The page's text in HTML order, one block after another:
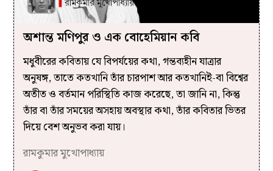
অশান্ত মণিপুর ও এক বোহেমিয়ান কবি
মধুবীরের কবিতায় যে বিপর্যয়ের কথা, গন্তব্যহীন যাত্রার
অনুষঙ্গ, তাতে কতখানি তাঁর চারপাশ আর কতখানিই-বা বিশ্বের
অতীত ও বর্তমান পরিস্থিতি কাজ করেছে, তা জানি না, কিন্তু
তাঁর বা তাঁর সময়ের অসহায় অবস্থার কথা, তাঁর কবিতার ভিতর
দিয়ে বেশ অনুভব করা যায়।
রামকুমার মুখোপাধ্যায়